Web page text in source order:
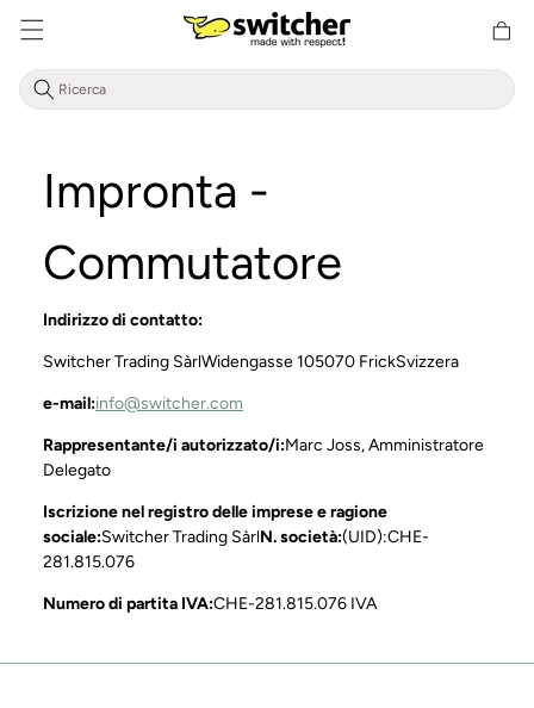
Direttamente
al contenuto
della
Impronta -
Commutatore
Indirizzo di contatto:
Switcher Trading SàrlWidengasse 105070 FrickSvizzera
e-mail:info@switcher.com
Rappresentante/i autorizzato/i:Marc Joss, Amministratore
Delegato
Iscrizione nel registro delle imprese e ragione
sociale:Switcher Trading SàrlN. società:(UID):CHE-
281.815.076
Numero di partita IVA:CHE-281.815.076 IVA